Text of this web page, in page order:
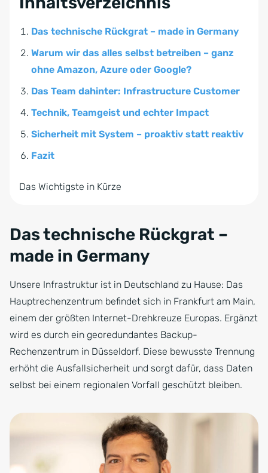
Das technische Rückgrat – made in Germany
Warum wir das alles selbst betreiben – ganz
ohne Amazon, Azure oder Google?
Das Team dahinter: Infrastructure Customer
Technik, Teamgeist und echter Impact
Sicherheit mit System – proaktiv statt reaktiv
Fazit
Das Wichtigste in Kürze
Das technische Rückgrat –
made in Germany
Unsere Infrastruktur ist in Deutschland zu Hause: Das
Hauptrechenzentrum befindet sich in Frankfurt am Main,
einem der größten Internet-Drehkreuze Europas. Ergänzt
wird es durch ein georedundantes Backup-
Rechenzentrum in Düsseldorf. Diese bewusste Trennung
erhöht die Ausfallsicherheit und sorgt dafür, dass Daten
selbst bei einem regionalen Vorfall geschützt bleiben.